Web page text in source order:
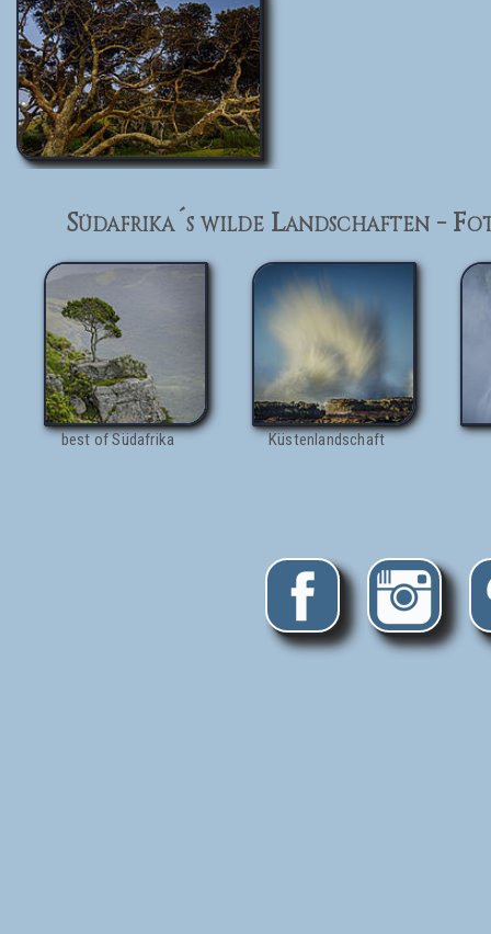
Südafrika´s wilde Landschaften -
best of Südafrika Küstenlandschaft